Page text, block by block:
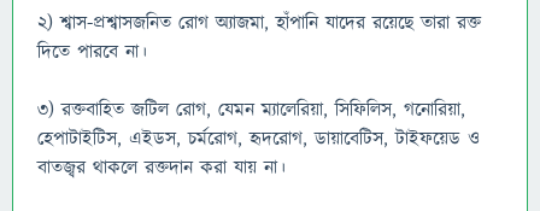
২) শ্বাস-প্রশ্বাসজনিত রোগ অ্যাজমা, হাঁপানি যাদের রয়েছে তারা রক্ত
দিতে পারবে না।
৩) রক্তবাহিত জটিল রোগ, যেমন ম্যালেরিয়া, সিফিলিস, গনোরিয়া,
হেপাটাইটিস, এইডস, চর্মরোগ, হৃদরোগ, ডায়াবেটিস, টাইফয়েড ও
বাতজ্বর থাকলে রক্তদান করা যায় না।